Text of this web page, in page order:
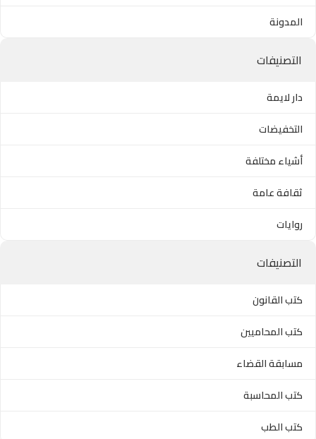
المدونة
التصنيفات
دار لايمة
التخفيضات
أشياء مختلفة
ثقافة عامة
روايات
التصنيفات
كتب القانون
كتب المحاميين
مسابقة القضاء
كتب المحاسبة
كتب الطب